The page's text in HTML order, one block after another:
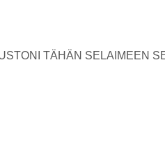
TÄHÄN SELAIMEEN